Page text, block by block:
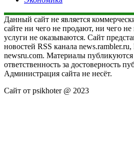
Данный сайт не является
сайте ни чего не продают, ни чего
услуги не оказываются. Сайт
новостей RSS канала news.rambler.ru,
newsru.com. Материалы публикуются
ответственность за достоверность
Администрация сайта не несёт.
Сайт от psikhoter @ 2023